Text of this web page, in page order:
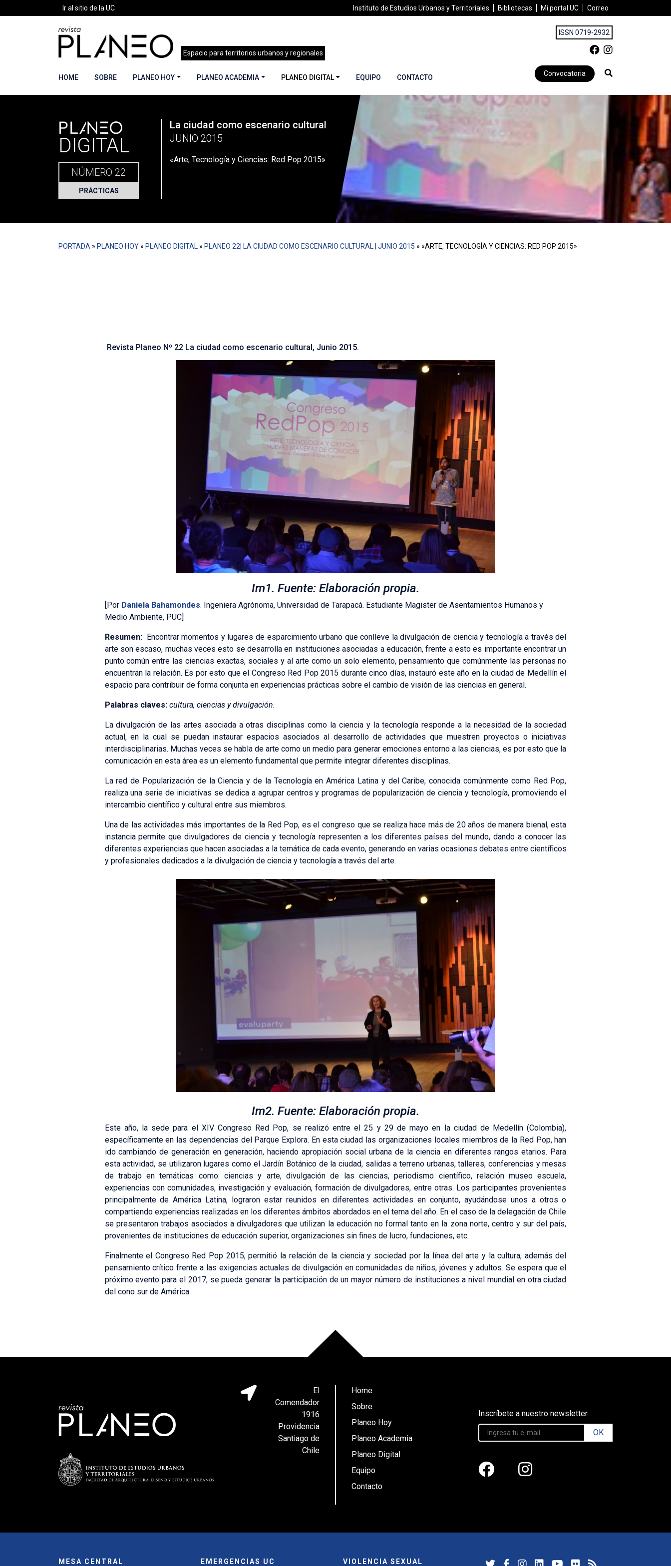
Ir al sitio de la UC Instituto de Estudios Urbanos y Territoriales Bibliotecas Mi portal UC Correo
Espacio para territorios urbanos y regionales
ISSN 0719-2932
HOME SOBRE PLANEO HOY PLANEO ACADEMIA PLANEO DIGITAL EQUIPO CONTACTO Convocatoria
Portada» Planeo Hoy Planeo Digital»PLANEO 22| La ciudad como escenario cultural | Junio 2015 »«Arte, Tecnología y Ciencias: Red Pop 2015»
PLANEO
DIGITAL
NÚMERO 22
PRÁCTICAS
La ciudad como escenario cultural
JUNIO 2015
«Arte, Tecnología y Ciencias: Red Pop 2015»
PORTADA » PLANEO HOY » PLANEO DIGITAL » PLANEO 22| LA CIUDAD COMO ESCENARIO CULTURAL | JUNIO 2015 » «ARTE, TECNOLOGÍA Y CIENCIAS: RED POP 2015»
Revista Planeo Nº 22 La ciudad como escenario cultural, Junio 2015.
Im1. Fuente: Elaboración propia.
[Por Daniela Bahamondes. Ingeniera Agrónoma, Universidad de Tarapacá. Estudiante Magister de Asentamientos Humanos y
Medio Ambiente, PUC]
Resumen: Encontrar momentos y lugares de esparcimiento urbano que conlleve la divulgación de ciencia y tecnología a través del
arte son escaso, muchas veces esto se desarrolla en instituciones asociadas a educación, frente a esto es importante encontrar un
punto común entre las ciencias exactas, sociales y al arte como un solo elemento, pensamiento que comúnmente las personas no
encuentran la relación. Es por esto que el Congreso Red Pop 2015 durante cinco días, instauró este año en la ciudad de Medellín el
espacio para contribuir de forma conjunta en experiencias prácticas sobre el cambio de visión de las ciencias en general.
Palabras claves: cultura, ciencias y divulgación.
La divulgación de las artes asociada a otras disciplinas como la ciencia y la tecnología responde a la necesidad de la sociedad
actual, en la cual se puedan instaurar espacios asociados al desarrollo de actividades que muestren proyectos o iniciativas
interdisciplinarias. Muchas veces se habla de arte como un medio para generar emociones entorno a las ciencias, es por esto que la
comunicación en esta área es un elemento fundamental que permite integrar diferentes disciplinas.
La red de Popularización de la Ciencia y de la Tecnología en América Latina y del Caribe, conocida comúnmente como Red Pop,
realiza una serie de iniciativas se dedica a agrupar centros y programas de popularización de ciencia y tecnología, promoviendo el
intercambio científico y cultural entre sus miembros.
Una de las actividades más importantes de la Red Pop, es el congreso que se realiza hace más de 20 años de manera bienal, esta
instancia permite que divulgadores de ciencia y tecnología representen a los diferentes países del mundo, dando a conocer las
diferentes experiencias que hacen asociadas a la temática de cada evento, generando en varias ocasiones debates entre científicos
y profesionales dedicados a la divulgación de ciencia y tecnología a través del arte.
Im2. Fuente: Elaboración propia.
Este año, la sede para el XIV Congreso Red Pop, se realizó entre el 25 y 29 de mayo en la ciudad de Medellín (Colombia),
específicamente en las dependencias del Parque Explora. En esta ciudad las organizaciones locales miembros de la Red Pop, han
ido cambiando de generación en generación, haciendo apropiación social urbana de la ciencia en diferentes rangos etarios. Para
esta actividad, se utilizaron lugares como el Jardín Botánico de la ciudad, salidas a terreno urbanas, talleres, conferencias y mesas
de trabajo en temáticas como: ciencias y arte, divulgación de las ciencias, periodismo científico, relación museo escuela,
experiencias con comunidades, investigación y evaluación, formación de divulgadores, entre otras. Los participantes provenientes
principalmente de América Latina, lograron estar reunidos en diferentes actividades en conjunto, ayudándose unos a otros o
compartiendo experiencias realizadas en los diferentes ámbitos abordados en el tema del año. En el caso de la delegación de Chile
se presentaron trabajos asociados a divulgadores que utilizan la educación no formal tanto en la zona norte, centro y sur del país,
provenientes de instituciones de educación superior, organizaciones sin fines de lucro, fundaciones, etc.
Finalmente el Congreso Red Pop 2015, permitió la relación de la ciencia y sociedad por la línea del arte y la cultura, además del
pensamiento crítico frente a las exigencias actuales de divulgación en comunidades de niños, jóvenes y adultos. Se espera que el
próximo evento para el 2017, se pueda generar la participación de un mayor número de instituciones a nivel mundial en otra ciudad
del cono sur de América.
El
Comendador
1916
Providencia
Santiago de
Chile
Home
Sobre
Planeo Hoy
Planeo Academia
Planeo Digital
Equipo
Contacto
Inscríbete a nuestro newsletter
OK
MESA CENTRAL EMERGENCIAS UC VIOLENCIA SEXUAL